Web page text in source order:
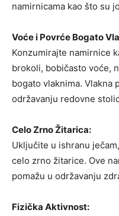
namirnicama kao što su
Voće i Povrće Bogato
Konzumirajte namirnice
brokoli, bobičasto voće,
bogato vlaknima. Vlakna
održavanju redovne
Celo Zrno Žitarica:
Uključite u ishranu
celo zrno žitarice. Ove
pomažu u održavanju
Fizička Aktivnost: